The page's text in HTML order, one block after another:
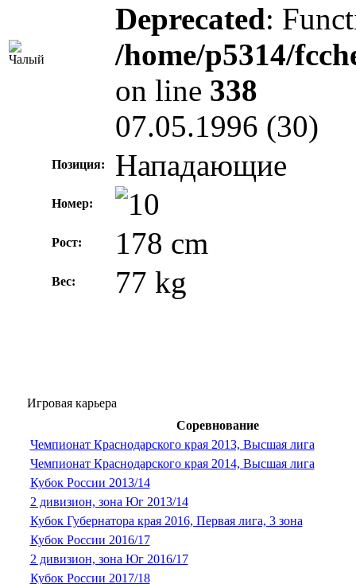
Deprecated:
/home/p5314/
on line 338
07.05.1996 (30)
Позиция: Нападающие
Номер:
Рост: 178 cm
Вес: 77 kg
Игровая карьера
Соревнование
Чемпионат Краснодарского края 2013, Высшая лига
Чемпионат Краснодарского края 2014, Высшая лига
Кубок России 2013/14
2 дивизион, зона Юг 2013/14
Кубок Губернатора края 2016, Первая лига, 3 зона
Кубок России 2016/17
2 дивизион, зона Юг 2016/17
Кубок России 2017/18